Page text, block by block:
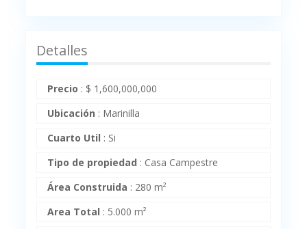
Detalles
Precio : $ 1,600,000,000
Ubicación : Marinilla
Cuarto Util : Si
Tipo de propiedad : Casa Campestre
Área Construida : 280 m²
Area Total : 5.000 m²